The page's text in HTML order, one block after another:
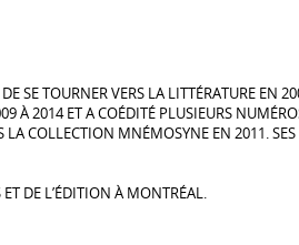
SE TOURNER VERS LA LITTÉRATURE EN
À 2014 ET A COÉDITÉ PLUSIEURS
COLLECTION MNÉMOSYNE EN 2011. SES
DE L’ÉDITION À MONTRÉAL.